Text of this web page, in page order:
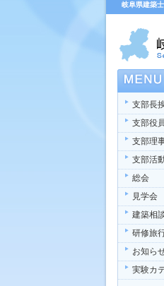
岐阜県建築
支部長
支部役
支部理
支部活
総会
見学会
建築相
研修旅
お知ら
実験カ